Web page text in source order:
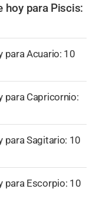
hoy para Piscis:
para Acuario: 10
para Capricornio:
para Sagitario: 10
para Escorpio: 10